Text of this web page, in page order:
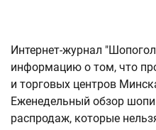
Интернет-журнал
информацию о том, что
и торговых центров
Еженедельный обзор
распродаж, которые